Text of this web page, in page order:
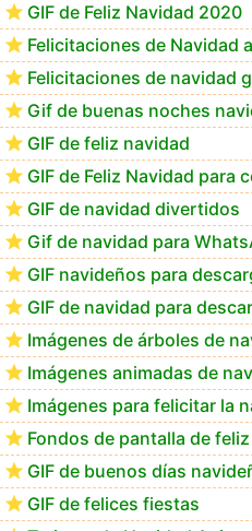
Los mejores GIF de
GIF de Feliz Navidad 2020
Felicitaciones de Navidad
Felicitaciones de navidad
Gif de buenas noches
GIF de feliz navidad
GIF de Feliz Navidad para
GIF de navidad divertidos
Gif de navidad para
GIF navideños para
GIF de navidad para
Imágenes de árboles de
Imágenes animadas de
Imágenes para felicitar la
Fondos de pantalla de
GIF de buenos días
GIF de felices fiestas